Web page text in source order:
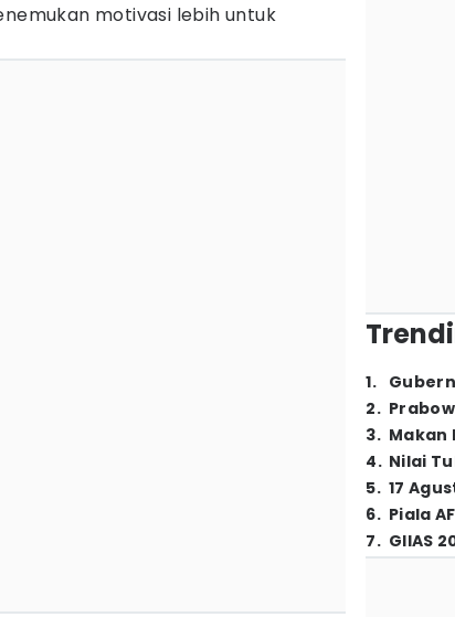
motivasi lebih untuk
1.
2.
3. Makan
4. Nilai
5. 17
6. Piala
7. GIIAS